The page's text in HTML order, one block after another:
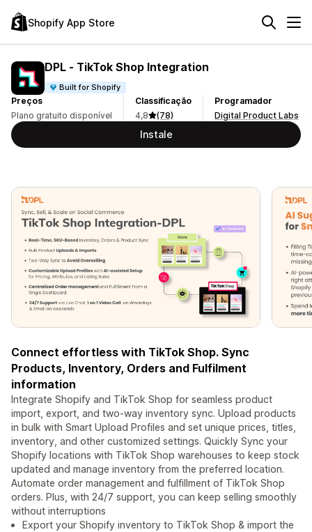
Shopify App Store
DPL ‑ TikTok Shop Integration
Built for Shopify
Preços
Plano gratuito disponível
Classificação
4,8
(78)
Programador
Digital Product Labs
Instale
Connect effortless with TikTok Shop. Sync
Products, Inventory, Orders and Fulfilment
information
Integrate Shopify and TikTok Shop for seamless product
import, export, and two-way inventory sync. Upload products
in bulk with Smart Upload Profiles and set unique prices, titles,
inventory, and other customized settings. Quickly Sync your
Shopify locations with TikTok Shop warehouses to keep stock
updated and manage inventory from the preferred location.
Automate order management and fulfillment of TikTok Shop
orders. Plus, with 24/7 support, you can keep selling smoothly
without interruptions
Export your Shopify inventory to TikTok Shop & import the